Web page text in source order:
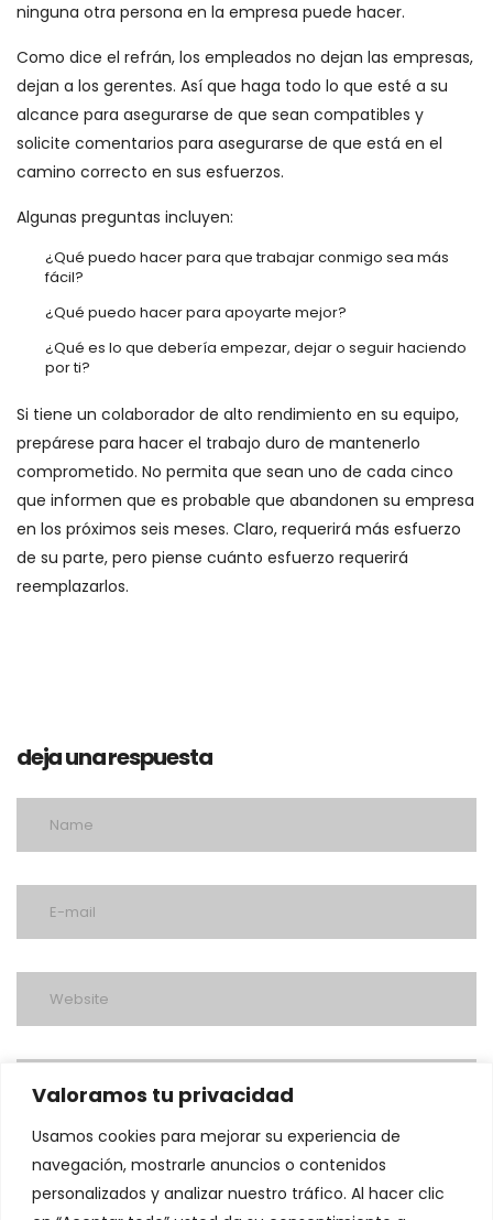
Valoramos tu privacidad
Usamos cookies para mejorar su experiencia de
navegación, mostrarle anuncios o contenidos
personalizados y analizar nuestro tráfico. Al hacer clic
ninguna otra persona en la empresa puede hacer.
Como dice el refrán, los empleados no dejan las empresas,
dejan a los gerentes. Así que haga todo lo que esté a su
alcance para asegurarse de que sean compatibles y
solicite comentarios para asegurarse de que está en el
camino correcto en sus esfuerzos.
Algunas preguntas incluyen:
¿Qué puedo hacer para que trabajar conmigo sea más
fácil?
¿Qué puedo hacer para apoyarte mejor?
¿Qué es lo que debería empezar, dejar o seguir haciendo
por ti?
Si tiene un colaborador de alto rendimiento en su equipo,
prepárese para hacer el trabajo duro de mantenerlo
comprometido. No permita que sean uno de cada cinco
que informen que es probable que abandonen su empresa
en los próximos seis meses. Claro, requerirá más esfuerzo
de su parte, pero piense cuánto esfuerzo requerirá
reemplazarlos.
deja una respuesta